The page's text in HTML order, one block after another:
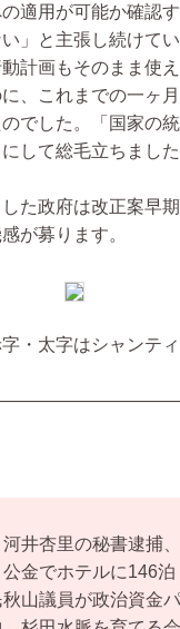
適用が可能か確認
」と主張し続けてい
計画もそのまま使
、これまでの一ヶ
でした。「国家の
して総毛立ちまし
た政府は改正案早
が募ります。
・太字はシャンテ
河井杏里の秘書逮捕
公金でホテルに146泊
秋山議員が政治資金